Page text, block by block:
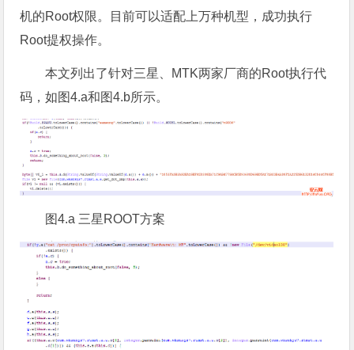
机的Root权限。目前可以适配上万种机型，成功执行
Root提权操作。
本文列出了针对三星、MTK两家厂商的Root执行代
码，如图4.a和图4.b所示。
图4.a 三星ROOT方案